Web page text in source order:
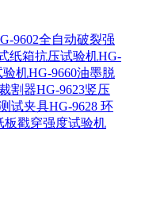
9602全自动破裂强
纸箱抗压试验机HG-
验机HG-9660油墨脱
割器HG-9623竖压
试夹具HG-9628 环
板戳穿强度试验机